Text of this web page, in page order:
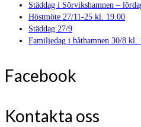
Städdag i Sörvikshamnen –
Höstmöte 27/11-25 kl. 19.00
Städdag 27/9
Familjedag i båthamnen 30/8 kl.
Facebook
Kontakta oss